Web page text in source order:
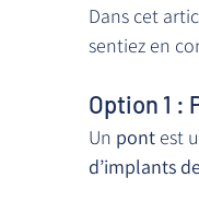
Dans cet
sentiez en
Option 1 :
Un pont est
d’implants